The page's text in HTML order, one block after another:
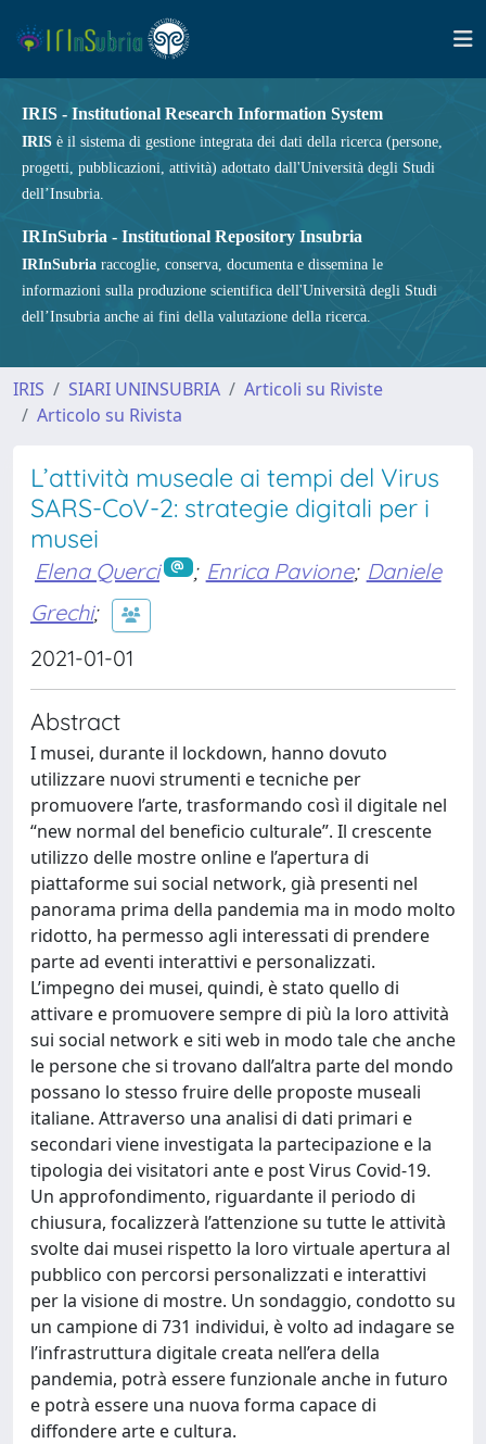
IRIS - Institutional Research Information System
IRIS è il sistema di gestione integrata dei dati della ricerca (persone,
progetti, pubblicazioni, attività) adottato dall'Università degli Studi
dell’Insubria.
IRInSubria - Institutional Repository Insubria
IRInSubria raccoglie, conserva, documenta e dissemina le
informazioni sulla produzione scientifica dell'Università degli Studi
dell’Insubria anche ai fini della valutazione della ricerca.
IRIS SIARI UNINSUBRIA
Articoli su Riviste
Articolo su Rivista
L’attività museale ai tempi del Virus
SARS-CoV-2: strategie digitali per i
musei
Elena Querci ; Enrica Pavione; Daniele
Grechi;
2021-01-01
Abstract
I musei, durante il lockdown, hanno dovuto
utilizzare nuovi strumenti e tecniche per
promuovere l’arte, trasformando così il digitale nel
“new normal del beneficio culturale”. Il crescente
utilizzo delle mostre online e l’apertura di
piattaforme sui social network, già presenti nel
panorama prima della pandemia ma in modo molto
ridotto, ha permesso agli interessati di prendere
parte ad eventi interattivi e personalizzati.
L’impegno dei musei, quindi, è stato quello di
attivare e promuovere sempre di più la loro attività
sui social network e siti web in modo tale che anche
le persone che si trovano dall’altra parte del mondo
possano lo stesso fruire delle proposte museali
italiane. Attraverso una analisi di dati primari e
secondari viene investigata la partecipazione e la
tipologia dei visitatori ante e post Virus Covid-19.
Un approfondimento, riguardante il periodo di
chiusura, focalizzerà l’attenzione su tutte le attività
svolte dai musei rispetto la loro virtuale apertura al
pubblico con percorsi personalizzati e interattivi
per la visione di mostre. Un sondaggio, condotto su
un campione di 731 individui, è volto ad indagare se
l’infrastruttura digitale creata nell’era della
pandemia, potrà essere funzionale anche in futuro
e potrà essere una nuova forma capace di
diffondere arte e cultura.